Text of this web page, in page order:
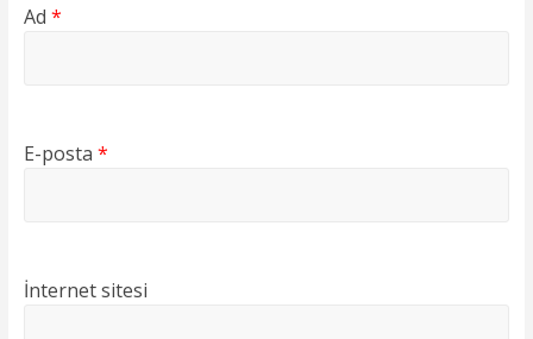
Ad *
E-posta *
İnternet sitesi